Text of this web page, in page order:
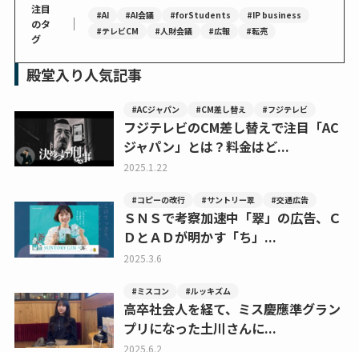
注目
のタ
グ
｜ #AI #AI会議 #forStudents
#IP business
#テレビCM
#人財会議 #広報 #転売
殿堂入り人気記事
#ACジャパン #CM差し替え #フジテレビ
フジテレビのCM差し替えで注目「AC
ジャパン」とは？料金はど...
2025.1.22
#コピーの改行 #サントリー翠 #交通広告
ＳＮＳで考察加速中「翠」の広告、Ｃ
ＤとＡＤが明かす「ち」...
2025.3.6
#ミスコン #ルッキズム
高卒社会人を経て、ミス慶應準グラン
プリになった土川さんに...
2025.6.2